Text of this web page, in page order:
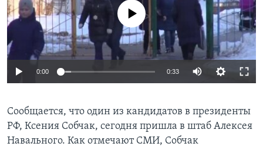
No media source currently available
0:00 0:33
Сообщается, что один из кандидатов в президенты
РФ, Ксения Собчак, сегодня пришла в штаб Алексея
Навального. Как отмечают СМИ, Собчак